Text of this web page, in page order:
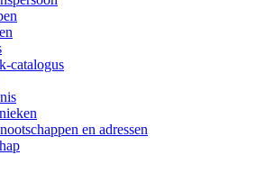
catalogus
en adressen